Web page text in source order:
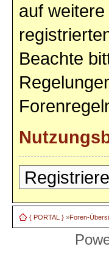
auf
Beachte
{ PORTAL } »Foren-